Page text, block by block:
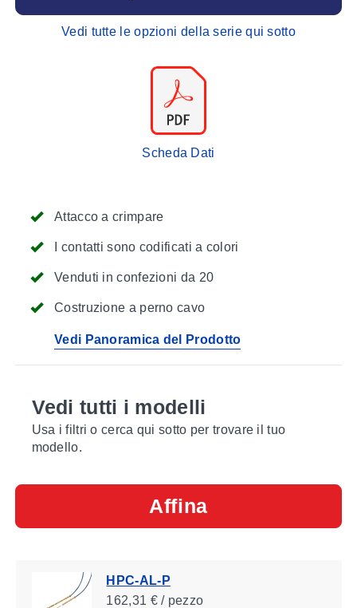
Attacco a crimpare
I contatti sono codificati a colori
Venduti in confezioni da 20
Costruzione a perno cavo
Vedi Panoramica del Prodotto
Vedi tutte le opzioni della serie qui sotto
Scheda Dati
Vedi tutti i modelli
Usa i filtri o cerca qui sotto per trovare il tuo
modello.
Affina
HPC-AL-P
162,31 € / pezzo